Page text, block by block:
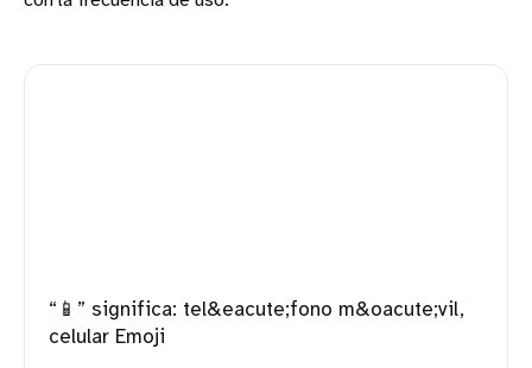
“📱” significa: tel&eacute;fono m&oacute;vil,
celular Emoji